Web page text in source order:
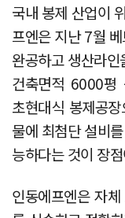
국내 봉제 산업이
프엔은 지난 7월
완공하고 생산라
건축면적 6000평
초현대식 봉제공
물에 최첨단 설비
능하다는 것이 장
인동에프엔은 자